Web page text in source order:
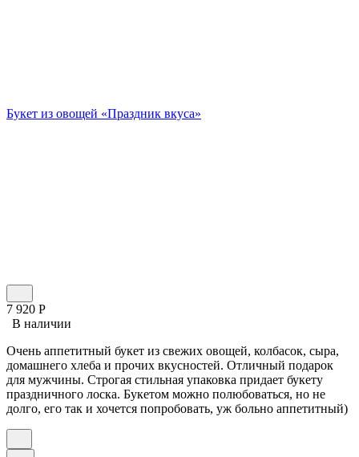
Букет из овощей «Праздник вкуса»
7 920 Р
В наличии
Очень аппетитный букет из свежих овощей, колбасок, сыра,
домашнего хлеба и прочих вкусностей. Отличный подарок
для мужчины. Строгая стильная упаковка придает букету
праздничного лоска. Букетом можно полюбоваться, но не
долго, его так и хочется попробовать, уж больно аппетитный)